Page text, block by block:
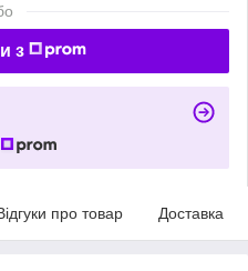
з
про товар Доставка